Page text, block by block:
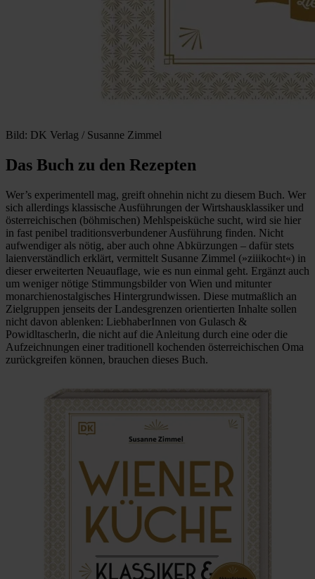
Bild: DK Verlag / Susanne Zimmel
Das Buch zu den Rezepten
Wer’s experimentell mag, greift ohnehin nicht zu diesem Buch. Wer
sich allerdings klassische Ausführungen der Wirtshausklassiker und
österreichischen (böhmischen) Mehlspeisküche sucht, wird sie hier
in fast penibel traditionsverbundener Ausführung finden. Nicht
aufwendiger als nötig, aber auch ohne Abkürzungen – dafür stets
laienverständlich erklärt, vermittelt Susanne Zimmel (»ziiikocht«) in
dieser erweiterten Neuauflage, wie es nun einmal geht. Ergänzt auch
um weniger nötige Stimmungsbilder von Wien und mitunter
monarchienostalgisches Hintergrundwissen. Diese mutmaßlich an
Zielgruppen jenseits der Landesgrenzen orientierten Inhalte sollen
nicht davon ablenken: LiebhaberInnen von Gulasch &
Powidltascherln, die nicht auf die Anleitung durch eine oder die
Aufzeichnungen einer traditionell kochenden österreichischen Oma
zurückgreifen können, brauchen dieses Buch.